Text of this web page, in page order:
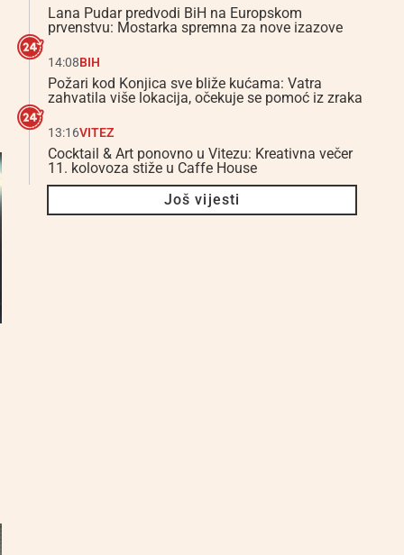
Lana Pudar predvodi BiH na Europskom
prvenstvu: Mostarka spremna za nove izazove
14:08BIH
Požari kod Konjica sve bliže kućama: Vatra
zahvatila više lokacija, očekuje se pomoć iz zraka
13:16VITEZ
Cocktail & Art ponovno u Vitezu: Kreativna večer
11. kolovoza stiže u Caffe House
Još vijesti